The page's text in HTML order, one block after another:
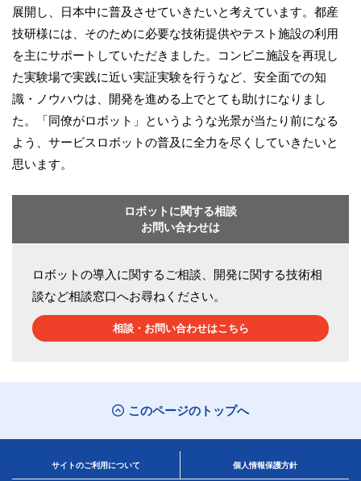
展開し、日本中に普及させていきたいと考えています。都産
技研様には、そのために必要な技術提供やテスト施設の利用
を主にサポートしていただきました。コンビニ施設を再現し
た実験場で実践に近い実証実験を行うなど、安全面での知
識・ノウハウは、開発を進める上でとても助けになりまし
た。「同僚がロボット」というような光景が当たり前になる
よう、サービスロボットの普及に全力を尽くしていきたいと
思います。
ロボットに関する相談
お問い合わせは
ロボットの導入に関するご相談、開発に関する技術相
談など相談窓口へお尋ねください。
相談・お問い合わせはこちら
このページのトップへ
サイトのご利用について 個人情報保護方針